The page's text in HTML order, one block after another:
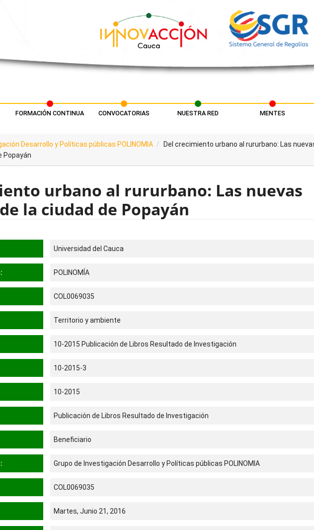
FORMACIÓN CONTINUA CONVOCATORIAS NUESTRA RED MENTES
Desarrollo y Políticas públicas POLINOMIA
Del crecimiento urbano al rururbano: Las
Popayán
urbano al rururbano: Las nuevas
la ciudad de Popayán
Universidad del Cauca
POLINOMÍA
COL0069035
Territorio y ambiente
10-2015 Publicación de Libros Resultado de Investigación
10-2015-3
10-2015
Publicación de Libros Resultado de Investigación
Beneficiario
Grupo de Investigación Desarrollo y Políticas públicas POLINOMIA
COL0069035
Martes, Junio 21, 2016